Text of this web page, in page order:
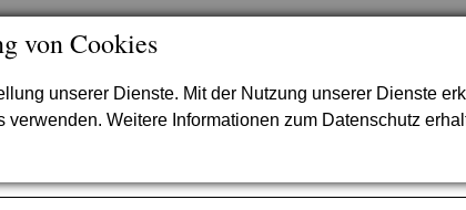
von Cookies
unserer Dienste. Mit der Nutzung unserer Dienste
Weitere Informationen zum Datenschutz